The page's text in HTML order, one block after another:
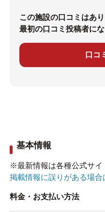
この施設の口コミはあり
最初の口コミ投稿者に
口コ
基本情報
※最新情報は各種公式サイ
掲載情報に誤りがある場合
料金・お支払い方法